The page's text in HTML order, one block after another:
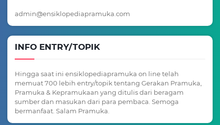
admin@ensiklopediapramuka.com
INFO ENTRY/TOPIK
Hingga saat ini ensiklopediapramuka on line telah
memuat 700 lebih entry/topik tentang Gerakan Pramuka,
Pramuka & Kepramukaan yang ditulis dari beragam
sumber dan masukan dari para pembaca. Semoga
bermanfaat. Salam Pramuka.